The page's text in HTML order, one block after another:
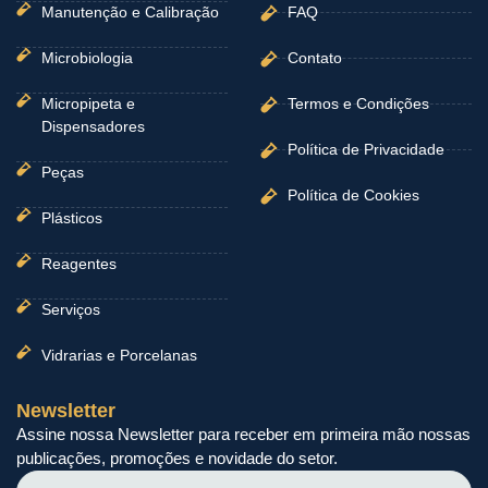
Manutenção e Calibração
Microbiologia
Micropipeta e
Dispensadores
Peças
Plásticos
Reagentes
Serviços
Vidrarias e Porcelanas
FAQ
Contato
Termos e Condições
Política de Privacidade
Política de Cookies
Newsletter
Assine nossa Newsletter para receber em primeira mão nossas
publicações, promoções e novidade do setor.
Nome